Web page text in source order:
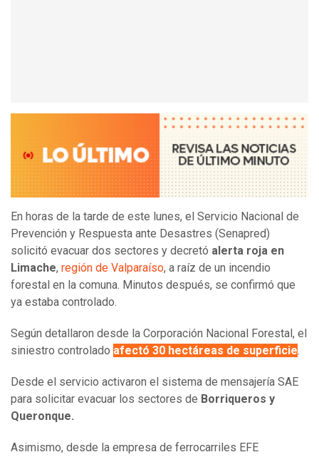
En horas de la tarde de este lunes, el Servicio Nacional de
Prevención y Respuesta ante Desastres (Senapred)
solicitó evacuar dos sectores y decretó alerta roja en
Limache, región de Valparaíso, a raíz de un incendio
forestal en la comuna. Minutos después, se confirmó que
ya estaba controlado.
Según detallaron desde la Corporación Nacional Forestal, el
siniestro controlado afectó 30 hectáreas de superficie.
Desde el servicio activaron el sistema de mensajería SAE
para solicitar evacuar los sectores de Borriqueros y
Queronque.
Asimismo, desde la empresa de ferrocarriles EFE